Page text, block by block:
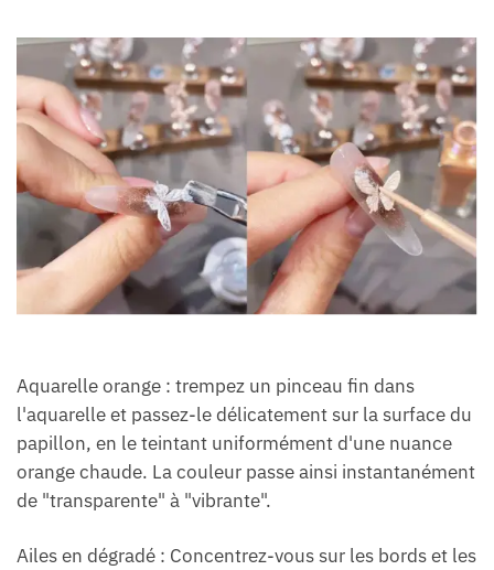
Aquarelle orange : trempez un pinceau fin dans
l'aquarelle et passez-le délicatement sur la surface du
papillon, en le teintant uniformément d'une nuance
orange chaude. La couleur passe ainsi instantanément
de "transparente" à "vibrante".
Ailes en dégradé : Concentrez-vous sur les bords et les